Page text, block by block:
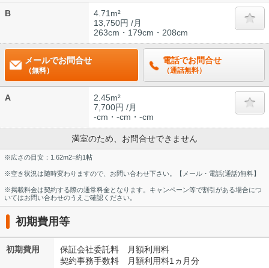
B
4.71m²
13,750円 /月
263cm・179cm・208cm
メールでお問合せ
（無料）
電話でお問合せ
（通話無料）
A
2.45m²
7,700円 /月
-cm・-cm・-cm
満室のため、お問合せできません
※広さの目安：1.62m2=約1帖
※空き状況は随時変わりますので、お問い合わせ下さい。【メール・電話(通話)無料】
※掲載料金は契約する際の通常料金となります。キャンペーン等で割引がある場合につ
いてはお問い合わせのうえご確認ください。
初期費用等
初期費用
保証会社委託料 月額利用料
契約事務手数料 月額利用料1ヵ月分